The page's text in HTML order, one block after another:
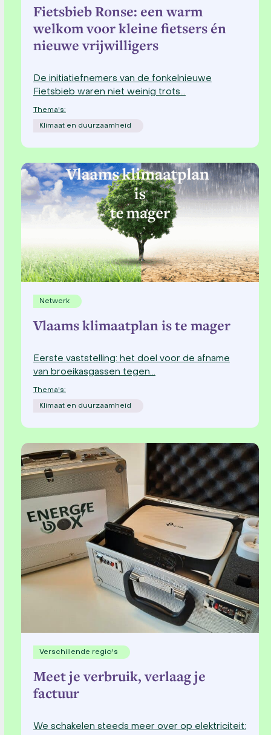
Fietsbieb Ronse: een warm
welkom voor kleine fietsers én
nieuwe vrijwilligers
De initiatiefnemers van de fonkelnieuwe
Fietsbieb waren niet weinig trots…
Thema's:
Klimaat en duurzaamheid
Netwerk
Vlaams klimaatplan is te mager
Eerste vaststelling: het doel voor de afname
van broeikasgassen tegen…
Thema's:
Klimaat en duurzaamheid
Verschillende regio's
Meet je verbruik, verlaag je
factuur
We schakelen steeds meer over op elektriciteit: